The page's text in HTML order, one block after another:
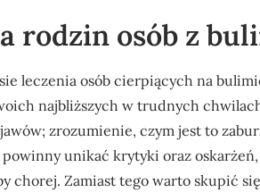
rodzin osób z
leczenia osób cierpiących na
najbliższych w trudnych
zrozumienie, czym jest to
unikać krytyki oraz
chorej. Zamiast tego warto skupić